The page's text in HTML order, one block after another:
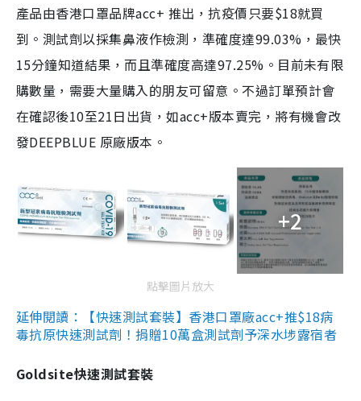
產品由香港口罩品牌acc+ 推出，抗疫價只要$18就買
到。測試劑以採集鼻液作檢測，準確度達99.03%，最快
15分鐘知道結果，而且準確度高達97.25%。目前未有限
購數量，需要大量購入的朋友可留意。不過訂單預計會
在確認後10至21日出貨，如acc+版本賣完，將有機會改
發DEEPBLUE 原廠版本。
+2
點擊圖片放大
延伸閱讀：【快速測試套裝】香港口罩廠acc+推$18病
毒抗原快速測試劑！捐贈10萬盒測試劑予深水埗露宿者
Goldsite快速測試套裝